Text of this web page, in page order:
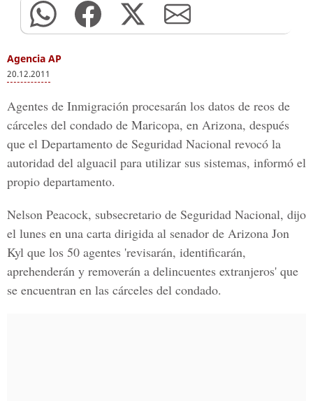
Agencia AP
20.12.2011
Agentes de Inmigración procesarán los datos de reos de
cárceles del condado de Maricopa, en Arizona, después
que el Departamento de Seguridad Nacional revocó la
autoridad del alguacil para utilizar sus sistemas, informó el
propio departamento.
Nelson Peacock, subsecretario de Seguridad Nacional, dijo
el lunes en una carta dirigida al senador de Arizona Jon
Kyl que los 50 agentes 'revisarán, identificarán,
aprehenderán y removerán a delincuentes extranjeros' que
se encuentran en las cárceles del condado.